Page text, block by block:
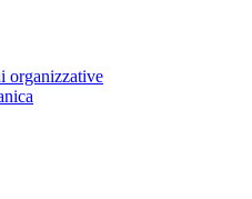
organizzative